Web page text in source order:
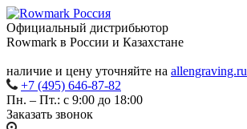
Официальный дистрибьютор
Rowmark в России и Казахстане
наличие и цену уточняйте на allengraving.ru
+7 (495) 646-87-82
Пн. – Пт.: с 9:00 до 18:00
Заказать звонок